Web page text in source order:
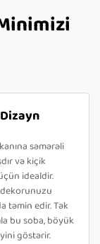
səmərəli
və kiçik
idealdir.
dekorunuzu
təmin edir. Tək
bu soba, böyük
göstərir.